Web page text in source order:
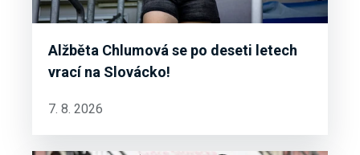
Alžběta Chlumová se po deseti letech
vrací na Slovácko!
7. 8. 2026